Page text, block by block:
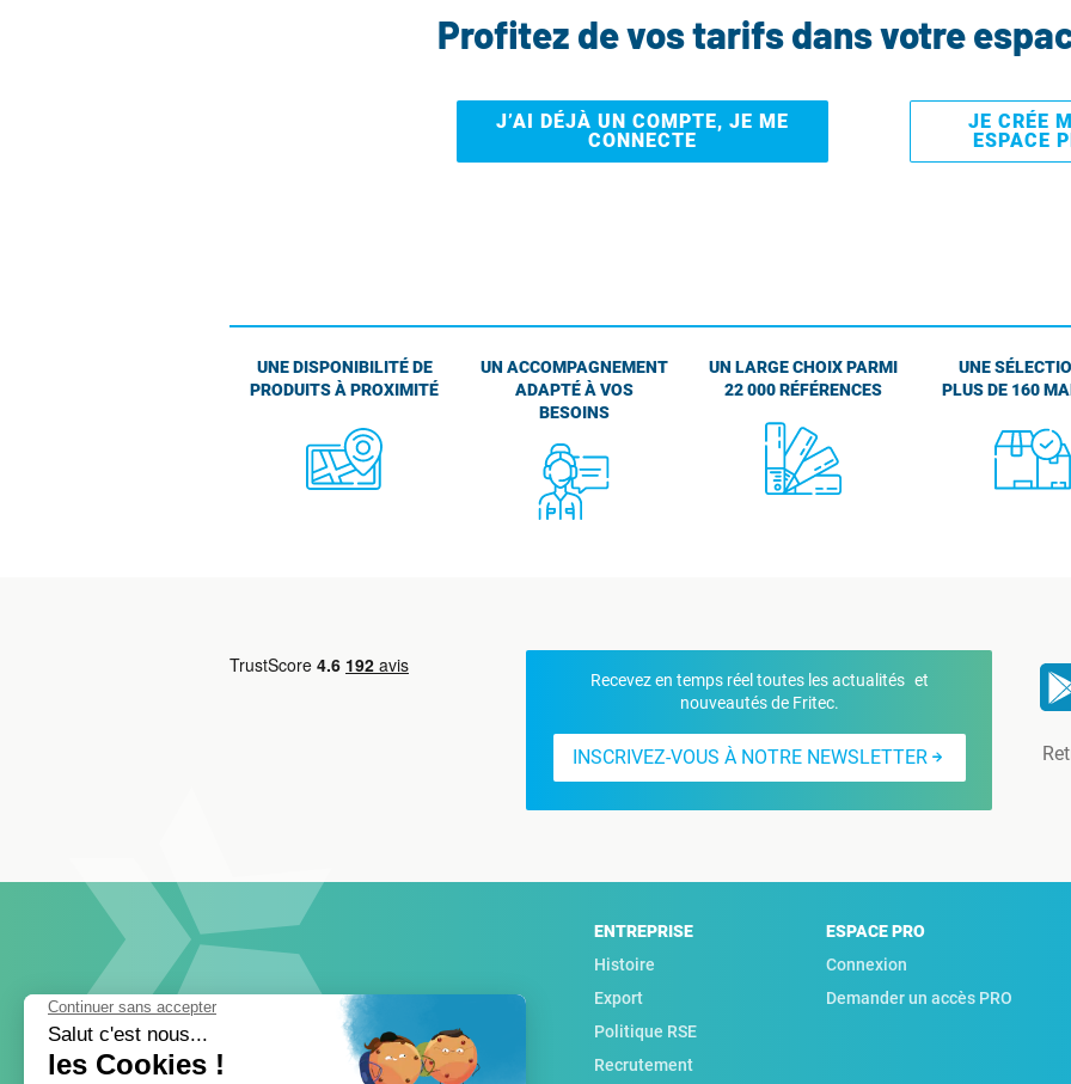
Profitez de vos tarifs dans votre
J’AI DÉJÀ UN COMPTE, JE ME
CONNECTE
JE CRÉE
ESPACE
UNE DISPONIBILITÉ DE
PRODUITS À PROXIMITÉ
UN ACCOMPAGNEMENT
ADAPTÉ À VOS
BESOINS
UN LARGE CHOIX PARMI
22 000 RÉFÉRENCES
UNE
PLUS DE 160
Recevez en temps réel toutes les actualités et
nouveautés de Fritec.
INSCRIVEZ-VOUS À NOTRE NEWSLETTER
ENTREPRISE
Histoire
Export
Politique RSE
Recrutement
ESPACE PRO
Connexion
Demander un accès PRO